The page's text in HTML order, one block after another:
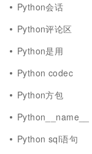
Python会话
Python评论区
Python是用
Python codec
Python方包
Python__name__
Python sql语句